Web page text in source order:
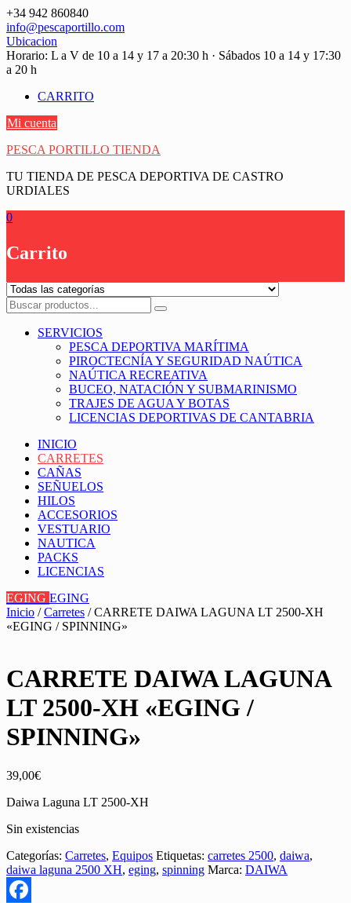
Saltar
contenido
+34 942 860840
info@pescaportillo.com
Ubicacion
Horario: L a V de 10 a 14 y 17 a 20:30 h · Sábados 10 a 14 y 17:30
a 20 h
CARRITO
Mi cuenta
PESCA PORTILLO TIENDA
TU TIENDA DE PESCA DEPORTIVA DE CASTRO
URDIALES
0
Carrito
SERVICIOS
PESCA DEPORTIVA MARÍTIMA
PIROCTECNÍA Y SEGURIDAD NAÚTICA
NAÚTICA RECREATIVA
BUCEO, NATACIÓN Y SUBMARINISMO
TRAJES DE AGUA Y BOTAS
LICENCIAS DEPORTIVAS DE CANTABRIA
INICIO
CARRETES
CAÑAS
SEÑUELOS
HILOS
ACCESORIOS
VESTUARIO
NAUTICA
PACKS
LICENCIAS
EGING EGING
Inicio /Carretes / CARRETE DAIWA LAGUNA LT 2500-XH
«EGING / SPINNING»
CARRETE DAIWA LAGUNA
LT 2500-XH «EGING /
SPINNING»
39,00€
Daiwa Laguna LT 2500-XH
Sin existencias
Categorías: Carretes, Equipos Etiquetas: carretes 2500, daiwa,
daiwa laguna 2500 XH, eging, spinning Marca: DAIWA